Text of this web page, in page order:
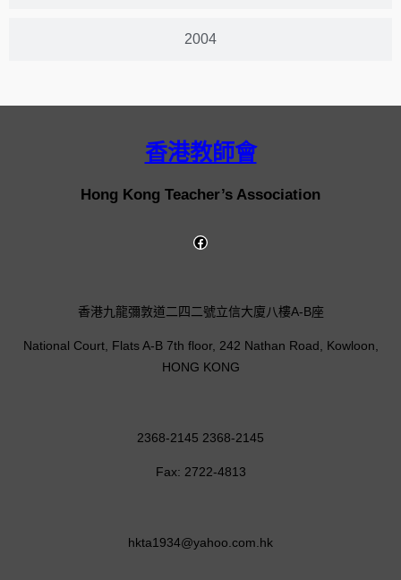
2004
香港教師會
Hong Kong Teacher’s Association
香港九龍彌敦道二四二號立信大廈八樓A-B座
National Court, Flats A-B 7th floor, 242 Nathan Road, Kowloon,
HONG KONG
2368-2145 2368-2145
Fax: 2722-4813
hkta1934@yahoo.com.hk